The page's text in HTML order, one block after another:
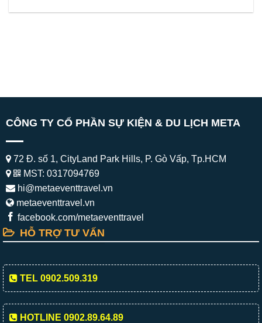
CÔNG TY CỔ PHẦN SỰ KIỆN & DU LỊCH META
72 Đ. số 1, CityLand Park Hills, P. Gò Vấp, Tp.HCM
MST: 0317094769
hi@metaeventtravel.vn
metaeventtravel.vn
facebook.com/metaeventtravel
HỖ TRỢ TƯ VẤN
TEL 0902.509.319
HOTLINE 0902.89.64.89